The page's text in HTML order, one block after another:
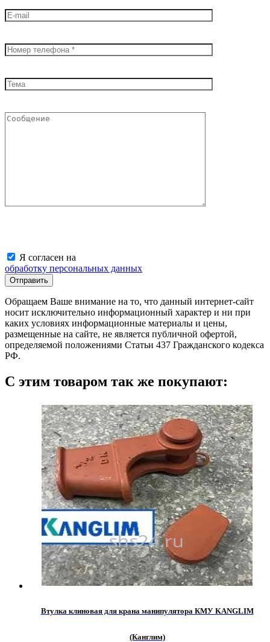
Я согласен на
обработку персональных данных
Обращаем Ваше внимание на то, что данный интернет-сайт
носит исключительно информационный характер и ни при
каких условиях информационные материалы и цены,
размещенные на сайте, не является публичной офертой,
определяемой положениями Статьи 437 Гражданского кодекса
РФ.
С этим товаром так же покупают:
Втулка клиновая для крана манипулятора КМУ KANGLIM
(Канглим)